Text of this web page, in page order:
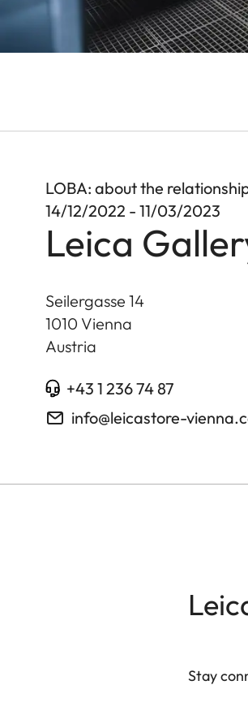
LOBA: about the
14/12/2022 - 11/03/2023
Leica
Seilergasse 14
1010 Vienna
Austria
+43 1 236 74 87
info@leicastore-
Stay